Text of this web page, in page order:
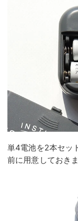
単4電池を2本セッ
前に用意しておき